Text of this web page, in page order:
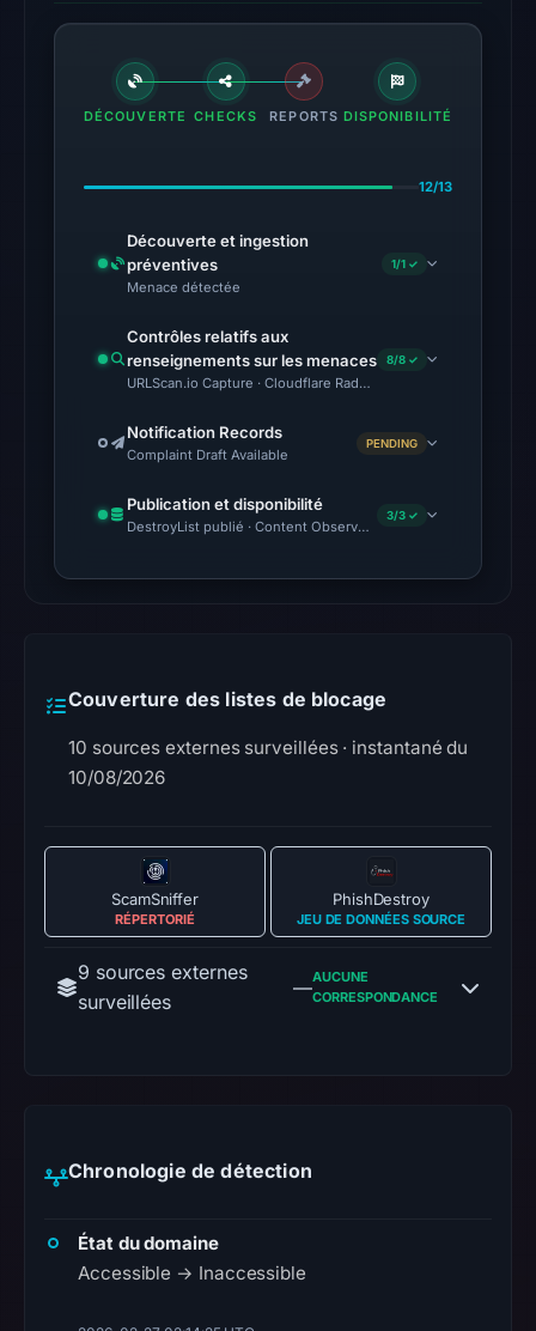
DÉCOUVERTE CHECKS REPORTS DISPONIBILITÉ
12/13
Découverte et ingestion
préventives
Menace détectée
1/1 ✓
Contrôles relatifs aux
renseignements sur les menaces
URLScan.io Capture · Cloudflare Radar Report · VirusTotal ·
8/8 ✓
Notification Records
Complaint Draft Available
PENDING
Publication et disponibilité
DestroyList publié · Content Observed Unavailable · Délai
3/3 ✓
Couverture des listes de blocage
10 sources externes surveillées · instantané du
10/08/2026
ScamSniffer
RÉPERTORIÉ
PhishDestroy
JEU DE DONNÉES SOURCE
9 sources externes
surveillées
—AUCUNE
CORRESPONDANCE
Chronologie de détection
État du domaine
Accessible → Inaccessible